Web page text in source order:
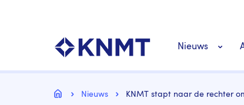
Nieuws
Kruimelpad
HomeNieuws KNMT stapt naar de rechter